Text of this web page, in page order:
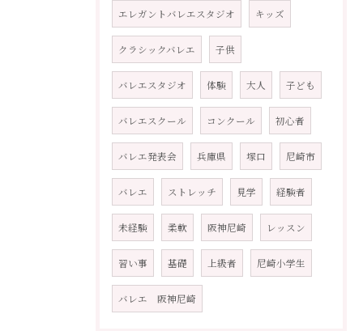
エレガントバレエスタジオ キッズ
クラシックバレエ 子供
バレエスタジオ 体験 大人 子ども
バレエスクール コンクール 初心者
バレエ発表会 兵庫県 塚口 尼崎市
バレエ ストレッチ 見学 経験者
未経験 柔軟 阪神尼崎 レッスン
習い事 基礎 上級者 尼崎小学生
バレエ 阪神尼崎